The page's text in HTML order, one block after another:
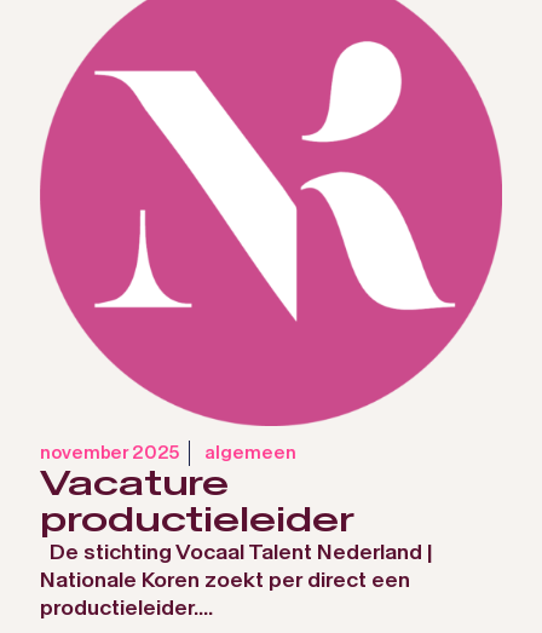
november 2025 algemeen
Vacature
productieleider
De stichting Vocaal Talent Nederland |
Nationale Koren zoekt per direct een
productieleider....